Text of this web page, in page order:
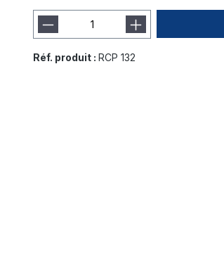
Réf. produit : RCP 132